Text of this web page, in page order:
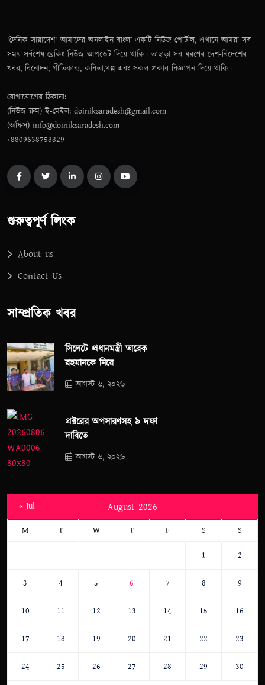
'দৈনিক সারাদেশ' আমাদের অনলাইন বাংলা একটি নিউজ পোর্টাল, এখানে আমরা সব
সময় সর্বশেষ ব্রেকিং নিউজ আপডেট দিয়ে থাকি। তাছাড়া সব ধরণের দেশ-বিদেশের
খবর, বিনোদন, গীতিকাব্য, কবিতা,গল্প এবং সকল প্রকার বিজ্ঞাপন দিয়ে থাকি।
যোগাযোগের ঠিকানা:
(নিউজ রুম) ই-মেইল: doiniksaradesh@gmail.com
(অফিস) info@doiniksaradesh.com
+8809638758829
গুরুত্বপূর্ণ লিংক
About us
Contact Us
সাম্প্রতিক খবর
সিলেটে প্রধানমন্ত্রী তারেক
রহমানকে নিয়ে
আগস্ট ৬, ২০২৬
প্রক্টরের অপসারণসহ ৯ দফা
দাবিতে
আগস্ট ৬, ২০২৬
August 2026
M T W T F S S
1 2
3 4 5 6 7 8 9
10 11 12 13 14 15 16
17 18 19 20 21 22 23
24 25 26 27 28 29 30
« Jul